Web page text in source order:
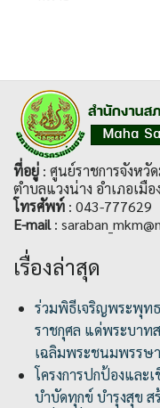
ที่อยู่ : ศูนย์ราชการจังหวั
ตำบลแวงน่าง อำเภอเมื
โทรศัพท์ : 043-777629
E-mail:
เรื่องล่าสุด
ร่วมพิธีเจริญพระพุท
ราชกุศล แด่พระบาท
เฉลิมพระชนมพรรษ
โครงการปกป้องแล
บำบัดทุกข์ บำรุงสุข ส